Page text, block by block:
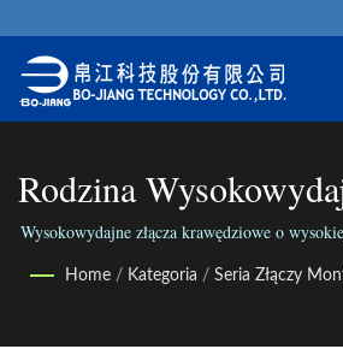
Rodzina
Bezlutowych Do
Końcowego |
Wysokowydajne złącza krawędziowe o
naszej niezawodnej
Home / Kategoria / Seria Złączy